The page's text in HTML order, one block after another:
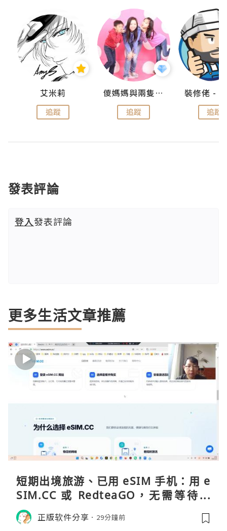
艾米莉
追蹤
儍媽媽與兩隻小魔怪之家
追蹤 追蹤
發表評論
登入發表評論
更多生活文章推薦
短期出境旅游、已用 eSIM 手机：用 e
SIM.CC 或 RedteaGO，无需等待收
货。需要“当地号码 + 通话短信”（如
打车、外卖、客户联络）：优先 Redt
正版软件分享 29分鐘前